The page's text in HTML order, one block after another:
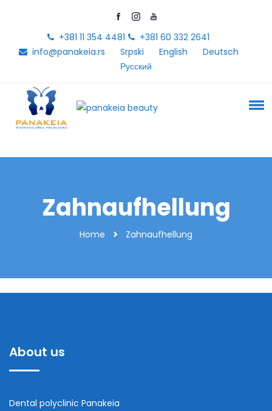
+381 11 354 4481
+381 60 332 2641
info@panakeia.rs
Srpski English
Deutsch
Русский
Zahnaufhellung
Home Zahnaufhellung
About us
Dental polyclinic Panakeia